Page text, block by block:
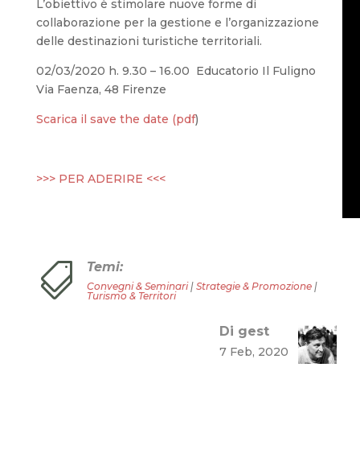
L’obiettivo è stimolare nuove forme di
collaborazione per la gestione e l’organizzazione
delle destinazioni turistiche territoriali.
02/03/2020 h. 9.30 – 16.00 Educatorio Il Fuligno
Via Faenza, 48 Firenze
Scarica il save the date (pdf)
>>> PER ADERIRE <<<
 Temi:
Convegni & Seminari| Strategie & Promozione|
Turismo & Territori
Di gest
7 Feb, 2020